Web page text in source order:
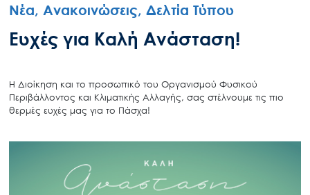
Νέα, Ανακοινώσεις, Δελτία Τύπου
Ευχές για Καλή Ανάσταση!
H Διοίκηση και το προσωπικό του Οργανισμού Φυσικού
Περιβάλλοντος και Κλιματικής Αλλαγής, σας στέλνουμε τις πιο
θερμές ευχές μας για το Πάσχα!